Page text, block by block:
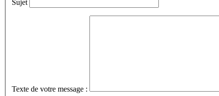
Sujet
Texte de votre message :